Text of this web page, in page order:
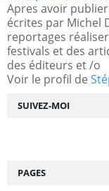
SUIVEZ-MOI
Apres avoir
écrites par Michel
reportages
festivals et des
des éditeurs et /o
Voir le profil de
PAGES